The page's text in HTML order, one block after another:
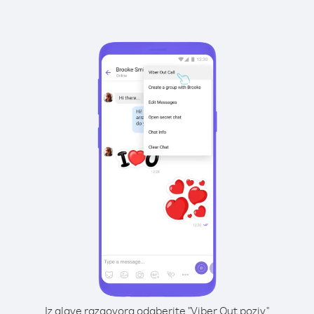
Iz glave razgovora odaberite "Viber Out poziv"